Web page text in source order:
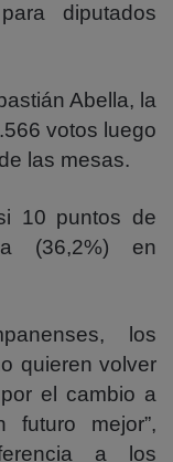
diputados
Abella, la
votos luego
las mesas.
10 puntos de
(36,2%) en
los
quieren volver
el cambio a
futuro mejor”,
a los